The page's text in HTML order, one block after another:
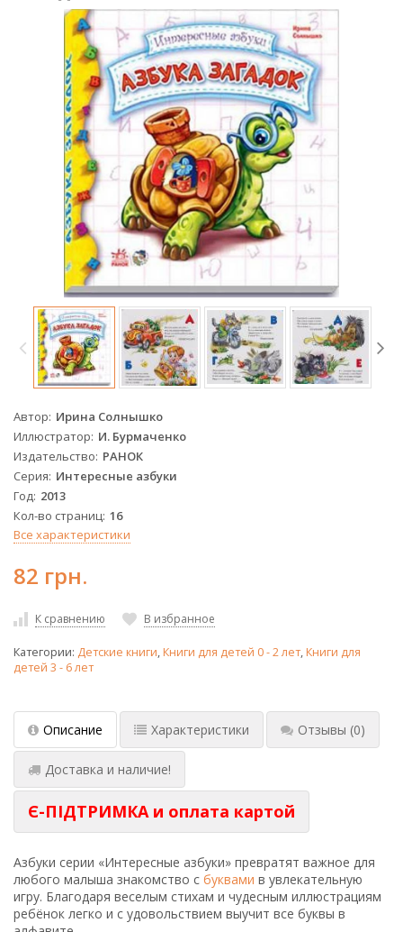
Автор Ирина Солнышко
Иллюстратор И. Бурмаченко
Издательство РАНОК
Серия Интересные азбуки
Год 2013
Кол-во страниц 16
Все характеристики
82 грн.
К сравнению В избранное
Категории: Детские книги,Книги для детей 0 - 2 лет,Книги для
детей 3 - 6 лет
Описание Характеристики Отзывы (0)
Доставка и наличие!
Є-ПІДТРИМКА и оплата картой
Азбуки серии «Интересные азбуки» превратят важное для
любого малыша знакомство с буквами в увлекательную
игру. Благодаря веселым стихам и чудесным иллюстрациям
ребёнок легко и с удовольствием выучит все буквы в